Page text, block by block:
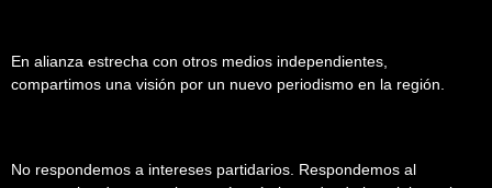
En alianza estrecha con otros medios independientes,
compartimos una visión por un nuevo periodismo en la región.
No respondemos a intereses partidarios. Respondemos al